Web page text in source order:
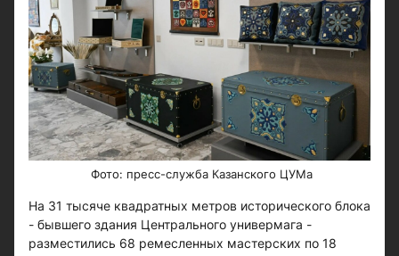
Фото: пресс-служба Казанского ЦУМа
На 31 тысяче квадратных метров исторического блока
- бывшего здания Центрального универмага -
разместились 68 ремесленных мастерских по 18